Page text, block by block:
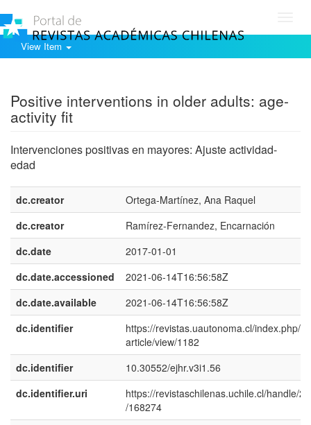
View Item
Positive interventions in older adults: age-
activity fit
Intervenciones positivas en mayores: Ajuste actividad-
edad
dc.creator
Ortega-Martínez, Ana Raquel
dc.creator
Ramírez-Fernandez, Encarnación
dc.date
2017-01-01
dc.date.accessioned
2021-06-14T16:56:58Z
dc.date.available
2021-06-14T16:56:58Z
dc.identifier
https://revistas.uautonoma.cl/index.php/
article/view/1182
dc.identifier
10.30552/ejhr.v3i1.56
dc.identifier.uri
https://revistaschilenas.uchile.cl/handle/
/168274